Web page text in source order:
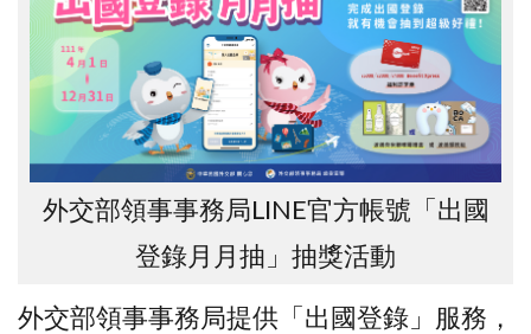
外交部領事事務局LINE官方帳號「出國
登錄月月抽」抽獎活動
外交部領事事務局提供「出國登錄」服務，